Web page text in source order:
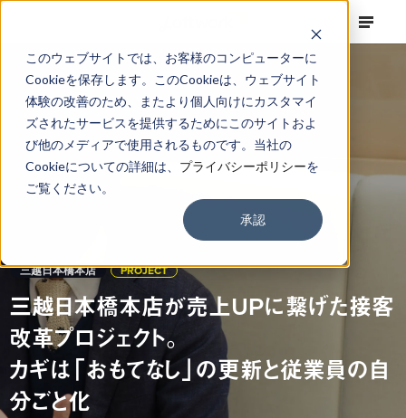
このウェブサイトでは、お客様のコンピューターに
Cookieを保存します。このCookieは、ウェブサイト
体験の改善のため、またより個人向けにカスタマイ
ズされたサービスを提供するためにこのサイトおよ
び他のメディアで使用されるものです。当社の
Cookieについての詳細は、 プライバシーポリシーを
ご覧ください。
承認
三越日本橋本店 PROJECT
三越日本橋本店が売上UPに繋げた接客
改革プロジェクト。
カギは「おもてなし」の更新と従業員の自
分ごと化